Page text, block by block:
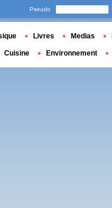
Pseudo
Livres Medias
Cuisine Environnement